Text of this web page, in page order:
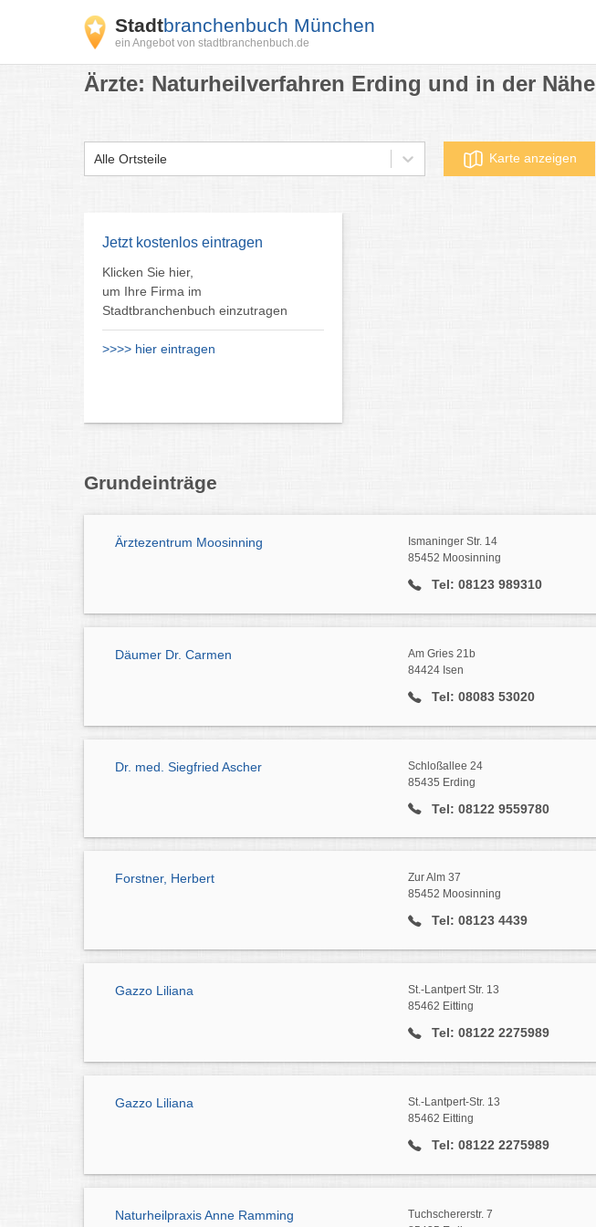
Stadtbranchenbuch München
ein Angebot von stadtbranchenbuch.de
Ärzte: Naturheilverfahren Erding und in der Nähe
Alle Ortsteile Karte anzeigen
Jetzt kostenlos eintragen
Klicken Sie hier,
um Ihre Firma im
Stadtbranchenbuch einzutragen
>>>> hier eintragen
Grundeinträge
Ärztezentrum Moosinning
Ismaninger Str. 14
85452 Moosinning
Tel: 08123 989310
Däumer Dr. Carmen
Am Gries 21b
84424 Isen
Tel: 08083 53020
Dr. med. Siegfried Ascher
Schloßallee 24
85435 Erding
Tel: 08122 9559780
Forstner, Herbert
Zur Alm 37
85452 Moosinning
Tel: 08123 4439
Gazzo Liliana
St.-Lantpert Str. 13
85462 Eitting
Tel: 08122 2275989
Gazzo Liliana
St.-Lantpert-Str. 13
85462 Eitting
Tel: 08122 2275989
Naturheilpraxis Anne Ramming
Tuchschererstr. 7